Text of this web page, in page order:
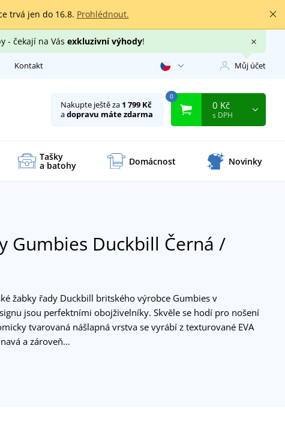
trvá jen do 16.8. Prohlédnout.
- čekají na Vás exkluzivní výhody!
Kontakt Můj účet
Nakupte ještě za 1 799 Kč
adopravu máte zdarma
0
0 Kč
s DPH
Tašky
a batohy Domácnost Novinky
Gumbies Duckbill Černá /
žabky řady Duckbill britského výrobce Gumbies v
jsou perfektními obojživelníky. Skvěle se hodí pro nošení
tvarovaná nášlapná vrstva se vyrábí z texturované EVA
a zároveň…